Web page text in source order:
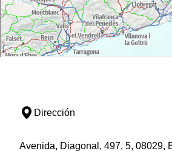
Dirección
Avenida, Diagonal, 497, 5, 08029,